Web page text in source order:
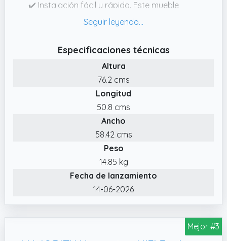
✔️ Instalación fácil y rápida. Este mueble
para hifi es rápido y fácil de montar.
mueble hifi está hecho de una combinación
de metal y madera para garantizar la
estabilidad y robustez.
✔️ Amplio Espacio de Almacenamiento. Este
mueble tocadiscos tiene cuatro estantes que
proporcionan suficiente espacio para su
equipo de sonido como tocadiscos,
altavoces y amplificadores.
Especificaciones técnicas
Altura
76.2 cms
Longitud
50.8 cms
Ancho
58.42 cms
Peso
14.85 kg
Fecha de lanzamiento
14-06-2026
Mejor #3